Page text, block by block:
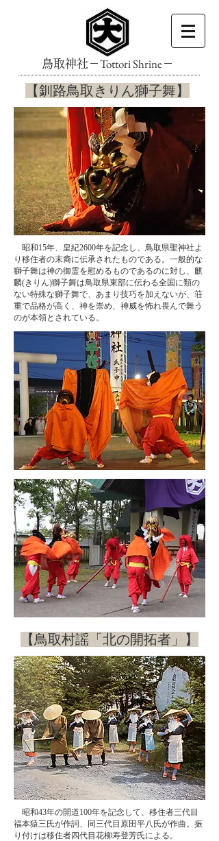
鳥取神社－Tottori Shrine －
​【釧路鳥取きりん獅子舞】
​ 昭和15年、皇紀2600年を記念し、鳥取県聖神社よ
り移住者の末裔に伝承されたものである。一般的な
獅子舞は神の御霊を慰めるものであるのに対し、麒
麟(きりん)獅子舞は鳥取県東部に伝わる全国に類の
ない特殊な獅子舞で、あまり技巧を加えないが、荘
重で品格が高く、神を崇め、神威を怖れ畏んで舞う
のが本領とされている。
​【鳥取村謡「北の開拓者」】
​ 昭和43年の開道100年を記念して、移住者三代目
福本猿三氏が作詞、同三代目原田平八氏が作曲。振
り付けは移住者四代目花柳寿登芳氏による。